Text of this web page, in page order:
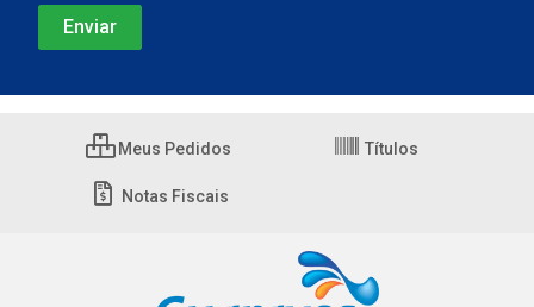
Meus Pedidos Títulos
Notas Fiscais